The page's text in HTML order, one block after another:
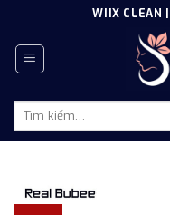
content
WIIX CLEAN
Tìm